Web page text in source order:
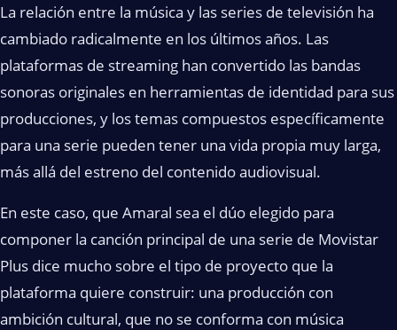
La relación entre la música y las series de televisión ha
cambiado radicalmente en los últimos años. Las
plataformas de streaming han convertido las bandas
sonoras originales en herramientas de identidad para sus
producciones, y los temas compuestos específicamente
para una serie pueden tener una vida propia muy larga,
más allá del estreno del contenido audiovisual.
En este caso, que Amaral sea el dúo elegido para
componer la canción principal de una serie de Movistar
Plus dice mucho sobre el tipo de proyecto que la
plataforma quiere construir: una producción con
ambición cultural, que no se conforma con música